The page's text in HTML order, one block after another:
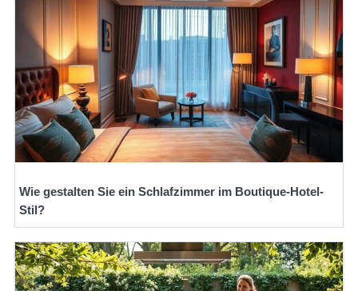
Wie gestalten Sie ein Schlafzimmer im Boutique-Hotel-
Stil?